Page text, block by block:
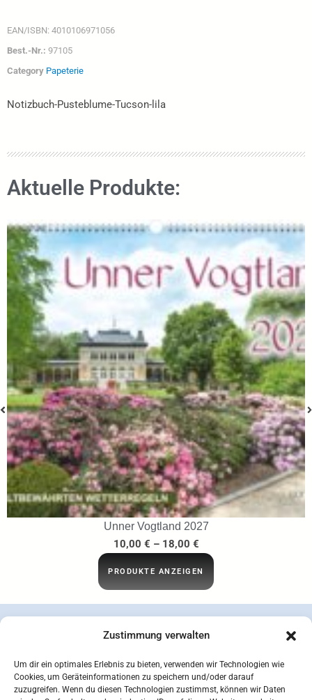
Zustimmung verwalten
Um dir ein optimales Erlebnis zu bieten, verwenden wir Technologien wie
Cookies, um Geräteinformationen zu speichern und/oder darauf
zuzugreifen. Wenn du diesen Technologien zustimmst, können wir Daten
EAN/ISBN: 4010106971056
Best.-Nr.: 97105
Category Papeterie
Notizbuch-Pusteblume-Tucson-lila
Aktuelle Produkte:
…ins Netz gegangen
29,95€
IN DEN WARENKORB